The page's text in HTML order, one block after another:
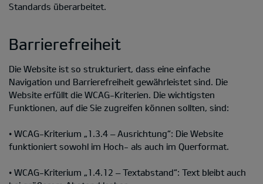
Standards überarbeitet.
Barrierefreiheit
Die Website ist so strukturiert, dass eine einfache
Navigation und Barrierefreiheit gewährleistet sind. Die
Website erfüllt die WCAG-Kriterien. Die wichtigsten
Funktionen, auf die Sie zugreifen können sollten, sind:
• WCAG-Kriterium „1.3.4 – Ausrichtung“: Die Website
funktioniert sowohl im Hoch- als auch im Querformat.
• WCAG-Kriterium „1.4.12 – Textabstand“: Text bleibt auch